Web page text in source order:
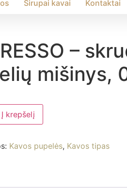
Sirupai kavai Kontaktai
–
mišinys,
Į krepšelį
Kavos pupelės, Kavos tipas